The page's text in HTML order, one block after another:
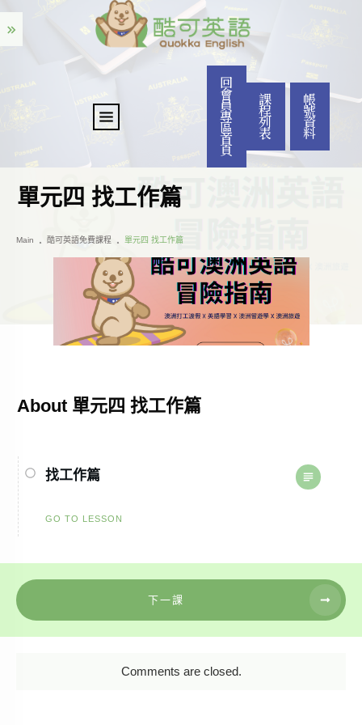
回
會
員
專
區
首
頁
課
程
列
表
帳
號
資
料
單元四 找工作篇
Main 酷可英語免費課程 單元四 找工作篇
About 單元四 找工作篇
找工作篇
GO TO LESSON
下一課
Comments are closed.